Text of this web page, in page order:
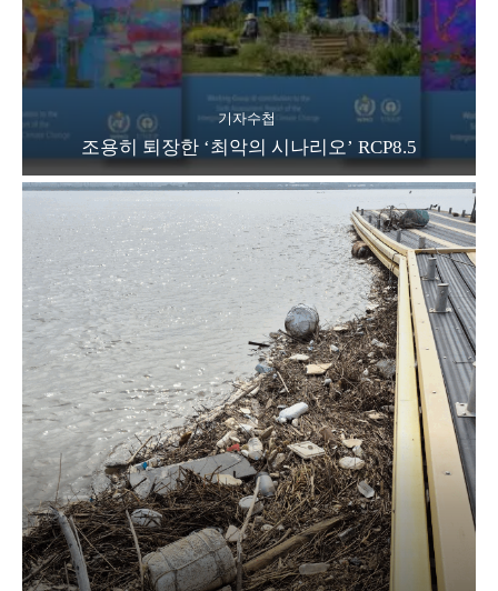
기자수첩
조용히 퇴장한 ‘최악의 시나리오’ RCP8.5